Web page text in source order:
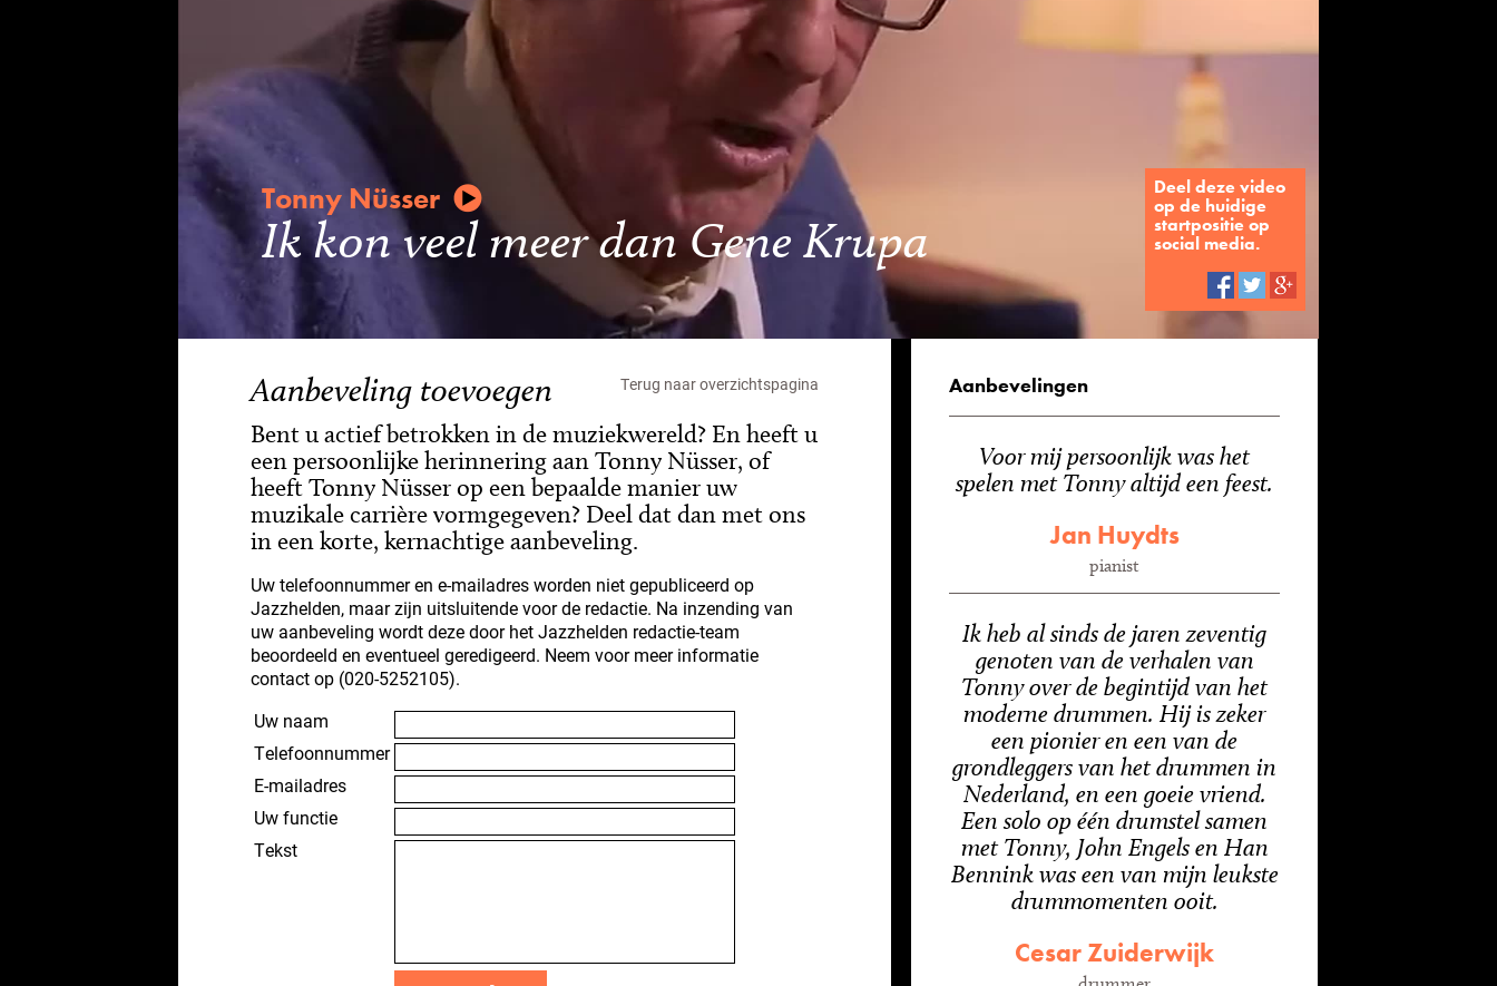
Tonny Nüsser
Ik kon veel meer dan Gene Krupa
Deel deze video
op de huidige
startpositie op
social media.
Aanbeveling toevoegen Terug naar overzichtspagina
Bent u actief betrokken in de muziekwereld? En heeft u
een persoonlijke herinnering aan Tonny Nüsser, of
heeft Tonny Nüsser op een bepaalde manier uw
muzikale carrière vormgegeven? Deel dat dan met ons
in een korte, kernachtige aanbeveling.
Uw telefoonnummer en e-mailadres worden niet gepubliceerd op
Jazzhelden, maar zijn uitsluitende voor de redactie. Na inzending van
uw aanbeveling wordt deze door het Jazzhelden redactie-team
beoordeeld en eventueel geredigeerd. Neem voor meer informatie
contact op (020-5252105).
Uw naam
Telefoonnummer
E-mailadres
Uw functie
Tekst
Aanbevelingen
Voor mij persoonlijk was het
spelen met Tonny altijd een feest.
Jan Huydts
pianist
Ik heb al sinds de jaren zeventig
genoten van de verhalen van
Tonny over de begintijd van het
moderne drummen. Hij is zeker
een pionier en een van de
grondleggers van het drummen in
Nederland, en een goeie vriend.
Een solo op één drumstel samen
met Tonny, John Engels en Han
Bennink was een van mijn leukste
drummomenten ooit.
Cesar Zuiderwijk